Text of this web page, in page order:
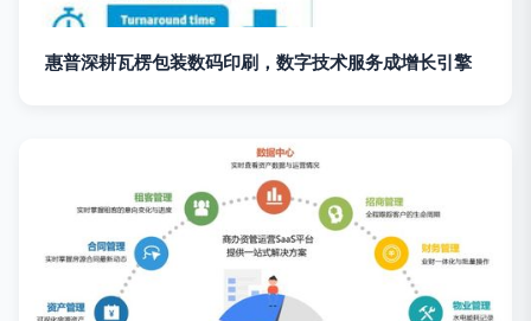
惠普深耕瓦楞包装数码印刷，数字技术服务成增长引擎